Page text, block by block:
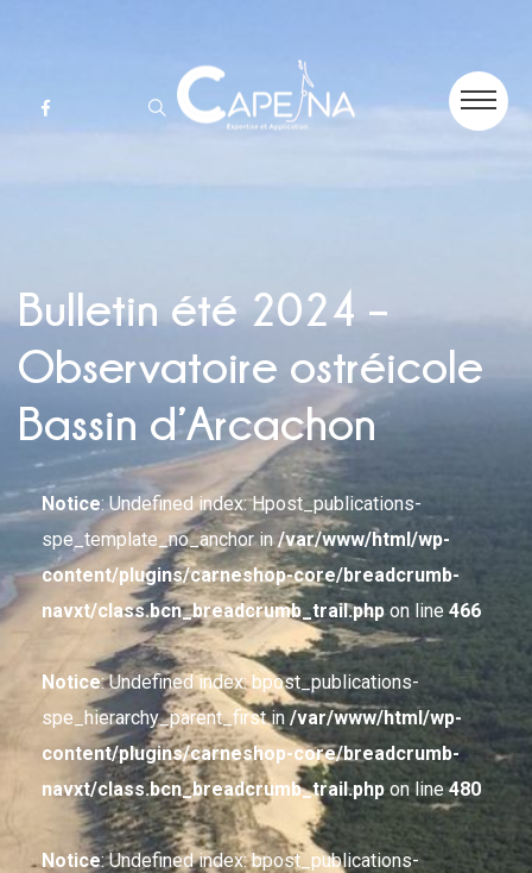
Bulletin été 2024 –
Observatoire ostréicole
Bassin d’Arcachon
Notice: Undefined index: Hpost_publications-
spe_template_no_anchor in/var/www/html/wp-
content/plugins/carneshop-core/breadcrumb-
navxt/class.bcn_breadcrumb_trail.phpon line 466
Notice: Undefined index: bpost_publications-
spe_hierarchy_parent_first in /var/www/html/wp-
content/plugins/carneshop-core/breadcrumb-
navxt/class.bcn_breadcrumb_trail.php on line480
Notice: Undefined index: bpost_publications-